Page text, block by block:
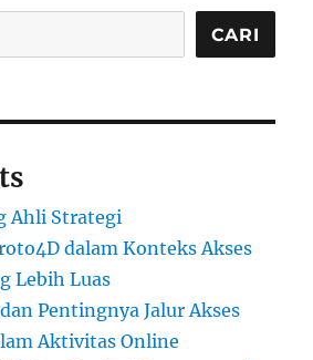
CARI
Ahli Strategi
dalam Konteks Akses
Lebih Luas
Pentingnya Jalur Akses
Aktivitas Online